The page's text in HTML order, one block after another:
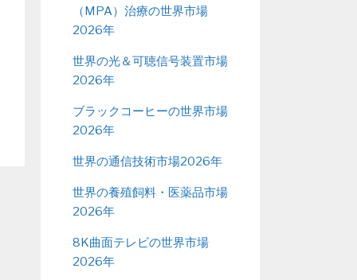
（MPA）治療の世界市場
2026年
世界の光＆可聴信号装置市場
2026年
ブラックコーヒーの世界市場
2026年
世界の通信技術市場2026年
世界の養殖飼料・医薬品市場
2026年
8K曲面テレビの世界市場
2026年